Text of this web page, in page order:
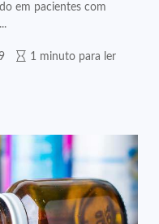
em pacientes com
1 minuto para ler